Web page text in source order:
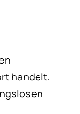
handelt.